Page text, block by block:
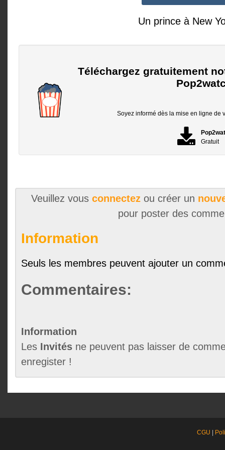
Un prince à New
Téléchargez gratuitement
Soyez informé dès la mise en ligne de
Gratuit
Veuillez vous connectezou créer un
pour poster des
Information
Seuls les membres peuvent ajouter un
Commentaires:
Information
Les Invités ne peuvent pas laisser de
enregister !
CGU